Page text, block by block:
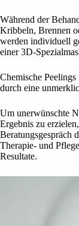
Während der
Kribbeln, Brennen
werden individuell
einer 3D-
Chemische
durch eine
Um unerwünschte
Ergebnis zu
Beratungsgespräch
Therapie- und
Resultate.